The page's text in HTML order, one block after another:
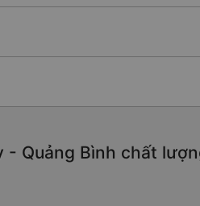
- Quảng Bình chất